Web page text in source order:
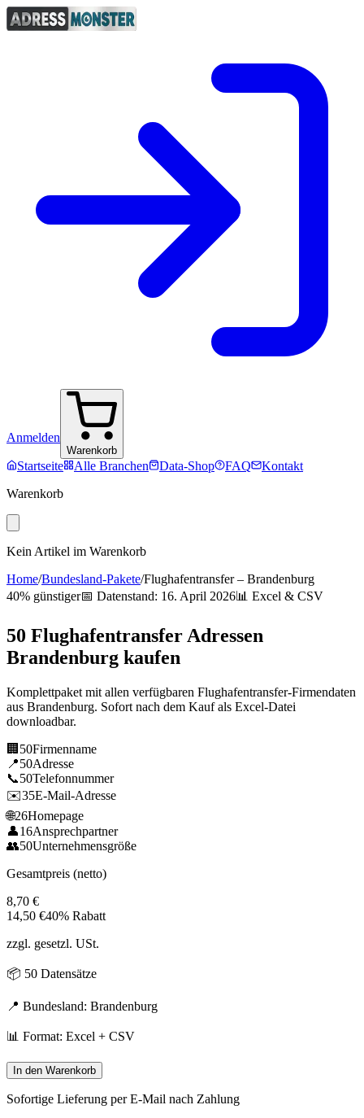
Anmelden
Warenkorb
Startseite Alle Branchen Data-Shop FAQ
Kontakt
Warenkorb
Kein Artikel im Warenkorb
Home/Bundesland-Pakete/Flughafentransfer– Brandenburg
40% günstiger📅 Datenstand: 16. April 2026📊 Excel & CSV
50 Flughafentransfer Adressen
Brandenburg kaufen
Komplettpaket mit allen verfügbaren Flughafentransfer-Firmendaten
aus Brandenburg. Sofort nach dem Kauf als Excel-Datei
downloadbar.
🏢 50Firmenname
📍50Adresse
📞50Telefonnummer
✉️35E-Mail-Adresse
🌐26Homepage
👤16Ansprechpartner
👥50Unternehmensgröße
Gesamtpreis (netto)
8,70 €
14,50 €40% Rabatt
zzgl. gesetzl. USt.
📦 50 Datensätze
📍 Bundesland: Brandenburg
📊 Format: Excel + CSV
In den Warenkorb
Sofortige Lieferung per E-Mail nach Zahlung